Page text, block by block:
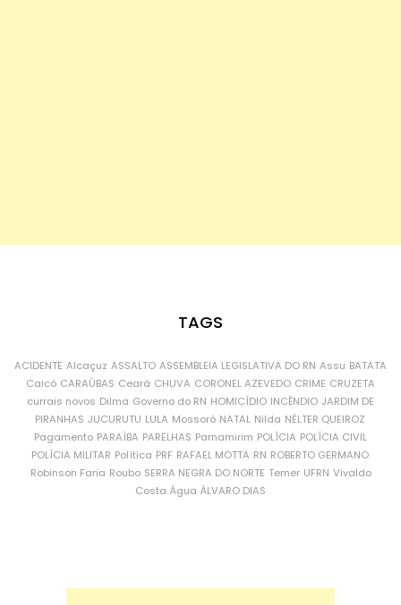
TAGS
ACIDENTE Alcaçuz ASSALTO ASSEMBLEIA LEGISLATIVA DO RN Assu BATATA
Caicó CARAÚBAS Ceará CHUVA CORONEL AZEVEDO CRIME CRUZETA
currais novos Dilma Governo do RN HOMICÍDIO INCÊNDIO JARDIM DE
PIRANHAS JUCURUTU LULA Mossoró NATAL Nilda NÉLTER QUEIROZ
Pagamento PARAÍBA PARELHAS Parnamirim POLÍCIA POLÍCIA CIVIL
POLÍCIA MILITAR Política PRF RAFAEL MOTTA RN ROBERTO GERMANO
Robinson Faria Roubo SERRA NEGRA DO NORTE Temer UFRN Vivaldo
Costa Água ÁLVARO DIAS